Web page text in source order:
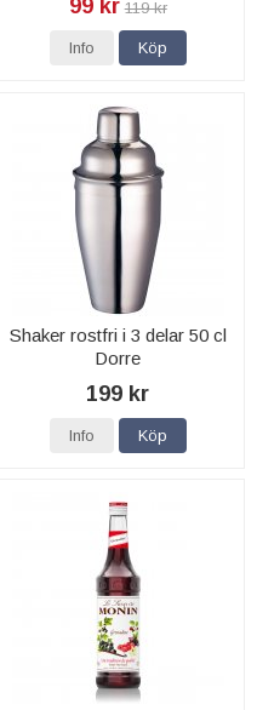
99 kr 119 kr
Info Köp
Shaker rostfri i 3 delar 50 cl
Dorre
199 kr
Info Köp